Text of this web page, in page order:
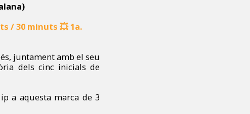
/ 30 minuts 💥1a.
juntament amb el seu
dels cinc inicials de
a aquesta marca de 3